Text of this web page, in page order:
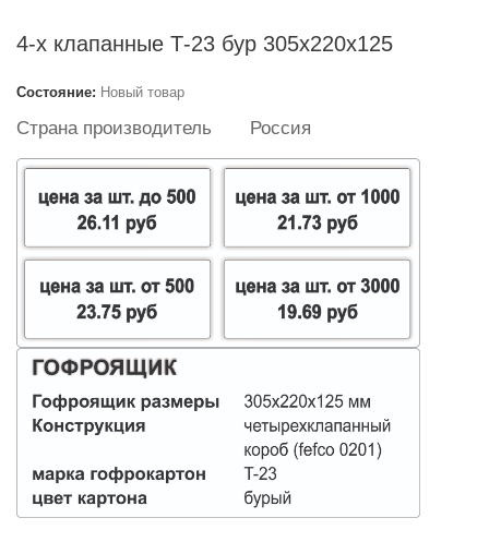
4-х клапанные Т-23 бур 305х220х125
Состояние: Новый товар
Страна производитель Россия